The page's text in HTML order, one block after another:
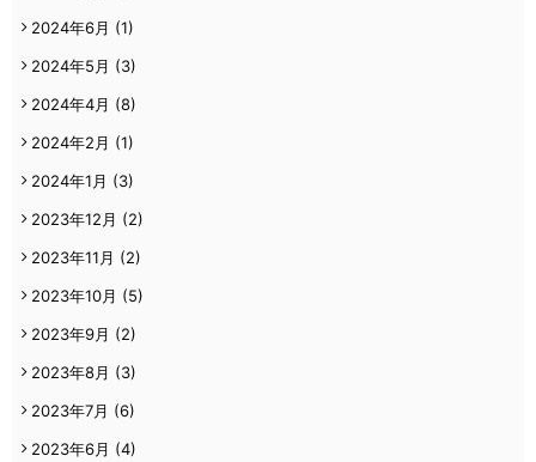
2024年6月 (1)
2024年5月 (3)
2024年4月 (8)
2024年2月 (1)
2024年1月 (3)
2023年12月 (2)
2023年11月 (2)
2023年10月 (5)
2023年9月 (2)
2023年8月 (3)
2023年7月 (6)
2023年6月 (4)